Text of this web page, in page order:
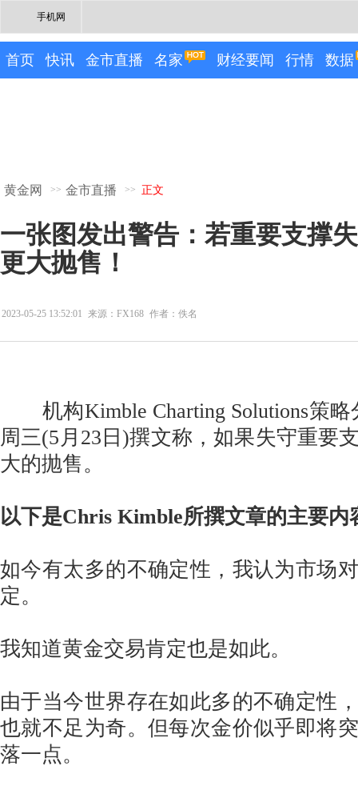
手机网
首页 快讯 金市直播 名家 财经要闻 行情 数据
黄金网 >> 金市直播 >> 正文
一张图发出警告：若重要支撑
更大抛售！
2023-05-25 13:52:01 来源：FX168 作者：佚名
机构Kimble Charting Solutions策略
周三(5月23日)撰文称，如果失守重要
大的抛售。
以下是Chris Kimble所撰文章的主要内
如今有太多的不确定性，我认为市场
定。
我知道黄金交易肯定也是如此。
由于当今世界存在如此多的不确定性
也就不足为奇。但每次金价似乎即将
落一点。